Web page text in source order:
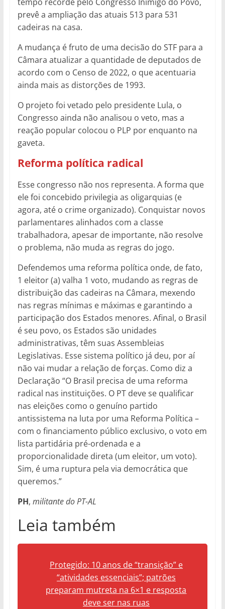
tempo recorde pelo Congresso Inimigo do Povo,
prevê a ampliação das atuais 513 para 531
cadeiras na casa.
A mudança é fruto de uma decisão do STF para a
Câmara atualizar a quantidade de deputados de
acordo com o Censo de 2022, o que acentuaria
ainda mais as distorções de 1993.
O projeto foi vetado pelo presidente Lula, o
Congresso ainda não analisou o veto, mas a
reação popular colocou o PLP por enquanto na
gaveta.
Reforma política radical
Esse congresso não nos representa. A forma que
ele foi concebido privilegia as oligarquias (e
agora, até o crime organizado). Conquistar novos
parlamentares alinhados com a classe
trabalhadora, apesar de importante, não resolve
o problema, não muda as regras do jogo.
Defendemos uma reforma política onde, de fato,
1 eleitor (a) valha 1 voto, mudando as regras de
distribuição das cadeiras na Câmara, mexendo
nas regras mínimas e máximas e garantindo a
participação dos Estados menores. Afinal, o Brasil
é seu povo, os Estados são unidades
administrativas, têm suas Assembleias
Legislativas. Esse sistema político já deu, por aí
não vai mudar a relação de forças. Como diz a
Declaração “O Brasil precisa de uma reforma
radical nas instituições. O PT deve se qualificar
nas eleições como o genuíno partido
antissistema na luta por uma Reforma Política –
com o financiamento público exclusivo, o voto em
lista partidária pré-ordenada e a
proporcionalidade direta (um eleitor, um voto).
Sim, é uma ruptura pela via democrática que
queremos.”
PH, militante do PT-AL
Leia também
Protegido: 10 anos de “transição” e
“atividades essenciais”; patrões
preparam mutreta na 6×1 e resposta
deve ser nas ruas